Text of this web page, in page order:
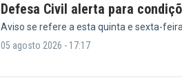
Defesa Civil alerta para
Aviso se refere a esta quinta e sexta-
05 agosto 2026 - 17:17